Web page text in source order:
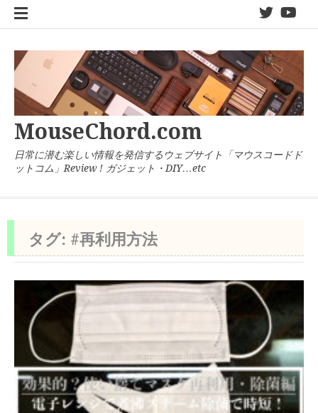
twitter
MouseChord.com
日常に潜む楽しい情報を発信するウェブサイト「マウスコードド
ットコム」Review ! ガジェット・DIY…etc
タグ: #再利用方法